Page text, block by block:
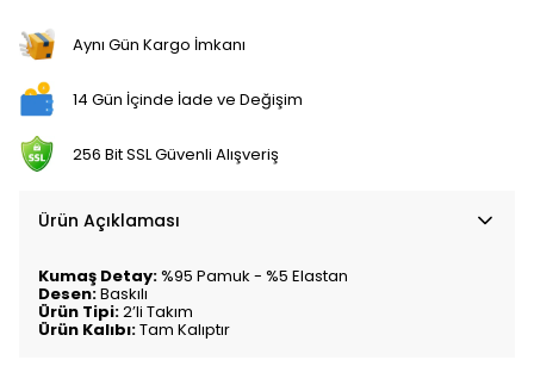
Aynı Gün Kargo İmkanı
14 Gün İçinde İade ve Değişim
256 Bit SSL Güvenli Alışveriş
Ürün Açıklaması
Kumaş Detay:%95 Pamuk - %5 Elastan
Desen:Baskılı
Ürün Tipi:2’li Takım
Ürün Kalıbı:Tam Kalıptır